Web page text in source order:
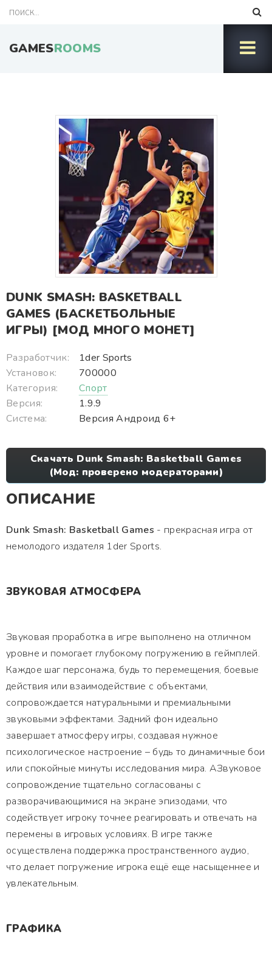
GAMESROOMS
DUNK SMASH: BASKETBALL
GAMES (БАСКЕТБОЛЬНЫЕ
ИГРЫ) [МОД МНОГО МОНЕТ]
Разработчик:
1der Sports
Установок:
700000
Категория:
Спорт
Версия:
1.9.9
Система:
Версия Андроид 6+
Скачать Dunk Smash: Basketball Games
(Мод: проверено модераторами)
ОПИСАНИЕ
Dunk Smash: Basketball Games - прекрасная игра от
немолодого издателя 1der Sports.
ЗВУКОВАЯ АТМОСФЕРА
Звуковая проработка в игре выполнено на отличном
уровне и помогает глубокому погружению в геймплей.
Каждое шаг персонажа, будь то перемещения, боевые
действия или взаимодействие с объектами,
сопровождается натуральными и премиальными
звуковыми эффектами. Задний фон идеально
завершает атмосферу игры, создавая нужное
психологическое настроение – будь то динамичные бои
или спокойные минуты исследования мира. АЗвуковое
сопровождение тщательно согласованы с
разворачивающимися на экране эпизодами, что
содействует игроку точнее реагировать и отвечать на
перемены в игровых условиях. В игре также
осуществлена поддержка пространственного аудио,
что делает погружение игрока ещё еще насыщеннее и
увлекательным.
ГРАФИКА